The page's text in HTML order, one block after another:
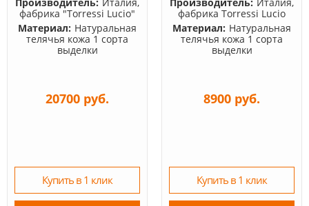
фабрика "Torressi Lucio"
Материал: Натуральная
телячья кожа 1 сорта
выделки
20700 руб.
Купить в 1 клик
фабрика Torressi Lucio
Материал: Натуральная
телячья кожа 1 сорта
выделки
8900 руб.
Купить в 1 клик